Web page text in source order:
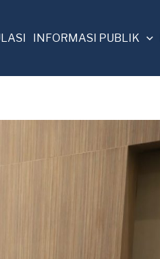
INFORMASI PUBLIK